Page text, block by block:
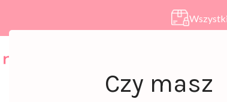
Czy masz